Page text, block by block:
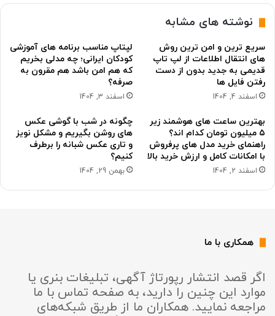
نوشته های مشابه
سریع ترین و امن ترین روش
های انتقال اطلاعات از لپ تاپ
قدیمی به جدید بدون از دست
رفتن فایل ها
اسفند 4, 1404
لپتاپ مناسب برنامه های آموزشی
کودکان ایرانی؛ چه مدلی بخریم
که هم امن باشد هم مقرون به
صرفه؟
اسفند 3, 1404
بهترین ساعت های هوشمند زیر
۵ میلیون تومان کدام اند؟
راهنمای خرید مدل های پرفروش
با امکانات کامل و ارزش خرید بالا
اسفند 2, 1404
چگونه در شب با گوشی عکس
های روشن بگیریم و مشکل نویز
و تاری عکس شبانه را برطرف
کنیم؟
بهمن 29, 1404
همکاری با ما
اگر قصد انتشار رپورتاژ آگهی، تبلیغات بنری یا
موارد این چنین را دارید، به صفحه تماس با ما
مراجعه نمایید. همکاران ما از طریق شبکه‌های